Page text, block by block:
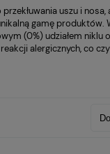
uszu i nosa,
gamę
(0%) udziałem niklu
alergicznych, co